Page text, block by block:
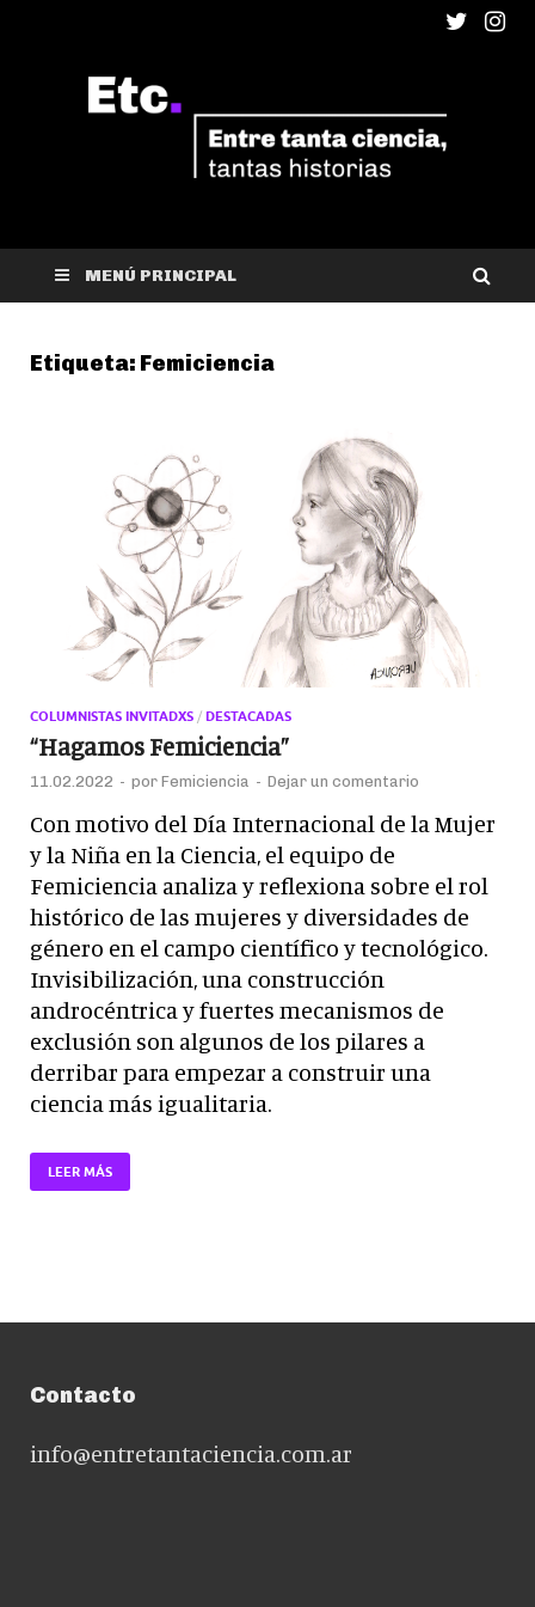
ETC
MENÚ PRINCIPAL
Etiqueta: Femiciencia
COLUMNISTAS INVITADXS / DESTACADAS
“Hagamos Femiciencia”
11.02.2022 - por Femiciencia - Dejar un comentario
Con motivo del Día Internacional de la Mujer
y la Niña en la Ciencia, el equipo de
Femiciencia analiza y reflexiona sobre el rol
histórico de las mujeres y diversidades de
género en el campo científico y tecnológico.
Invisibilización, una construcción
androcéntrica y fuertes mecanismos de
exclusión son algunos de los pilares a
derribar para empezar a construir una
ciencia más igualitaria.
LEER MÁS
Contacto
info@entretantaciencia.com.ar